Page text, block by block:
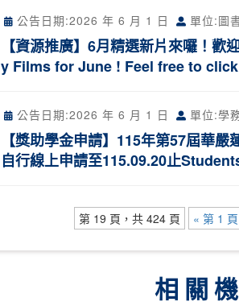
公告日期:2026 年 6 月 1 日 單位:圖
【資源推廣】6月精選新片來囉！
y Films for June ! Feel free to
公告日期:2026 年 6 月 1 日 單位:學
【獎助學金申請】115年第57屆華
自行線上申請至115.09.20止
第 19 頁，共 424 頁 « 第 1 頁
相關